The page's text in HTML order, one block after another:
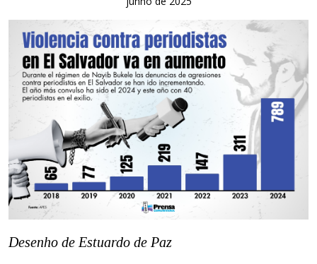
Desenho de Estuardo de Paz